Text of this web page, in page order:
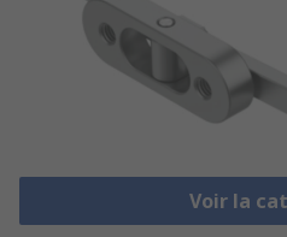
Voir la